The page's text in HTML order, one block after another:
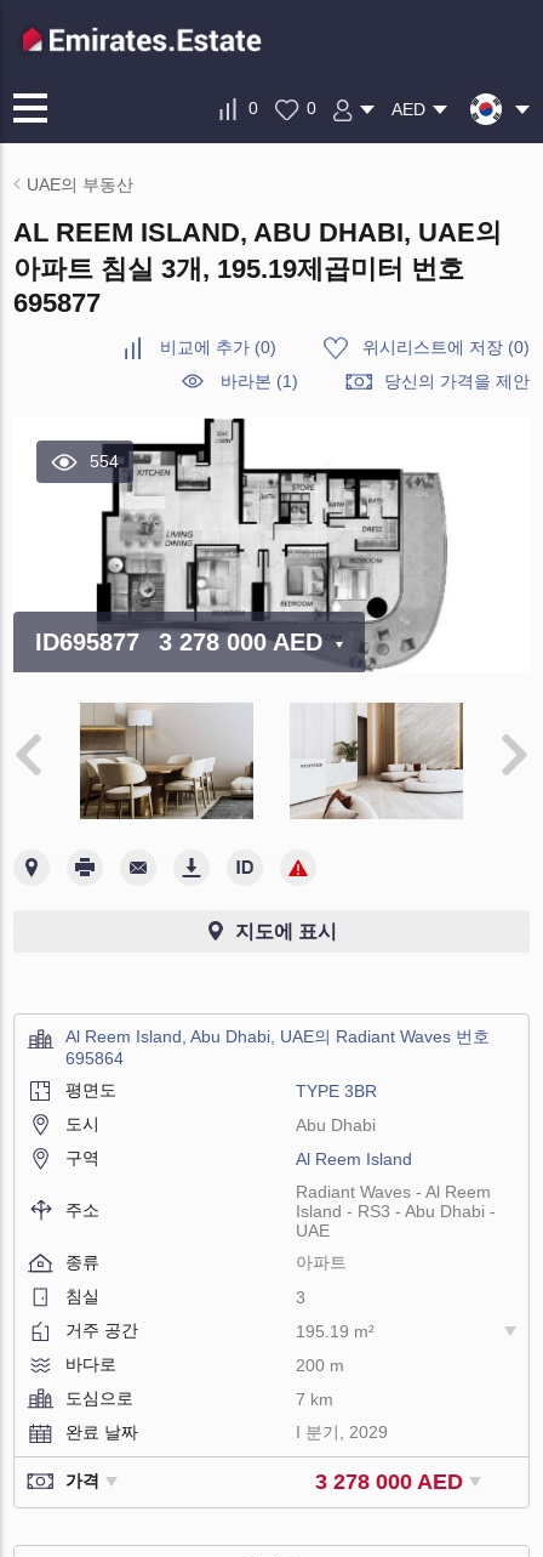
0 0 AED
UAE의 부동산
AL REEM ISLAND, ABU DHABI, UAE의
아파트 침실 3개, 195.19제곱미터 번호
695877
비교에 추가(0) 위시리스트에 저장(0)
바라본 (1)
당신의 가격을 제안
554
ID695877 3 278 000 AED
지도에 표시
Al Reem Island, Abu Dhabi, UAE의 Radiant Waves 번호
695864
평면도
TYPE 3BR
도시
Abu Dhabi
구역
Al Reem Island
주소
Radiant Waves - Al Reem
Island - RS3 - Abu Dhabi -
UAE
종류
아파트
침실
3
거주 공간
195.19 m²
바다로
200 m
도심으로
7 km
완료 날짜
I 분기, 2029
가격 3 278 000 AED